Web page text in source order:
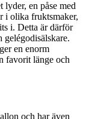
lyder, en påse med
i olika fruktsmaker,
i. Detta är därför
gelégodisälskare.
en enorm
favorit länge och
och har även